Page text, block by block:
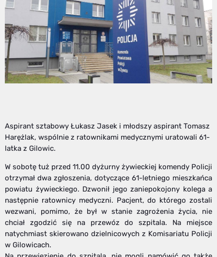
Aspirant sztabowy Łukasz Jasek i młodszy aspirant Tomasz
Harężlak, wspólnie z ratownikami medycznymi uratowali 61-
latka z Gilowic.
W sobotę tuż przed 11.00 dyżurny żywieckiej komendy Policji
otrzymał dwa zgłoszenia, dotyczące 61-letniego mieszkańca
powiatu żywieckiego. Dzwonił jego zaniepokojony kolega a
następnie ratownicy medyczni. Pacjent, do którego zostali
wezwani, pomimo, że był w stanie zagrożenia życia, nie
chciał zgodzić się na przewóz do szpitala. Na miejsce
natychmiast skierowano dzielnicowych z Komisariatu Policji
w Gilowicach.